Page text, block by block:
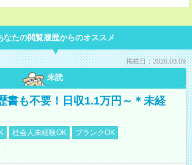
なたの閲覧履歴からのオススメ
掲載日：2026.08.09
未読
書も不要！日収1.1万円～＊未経
社会人未経験OK
ブランクOK